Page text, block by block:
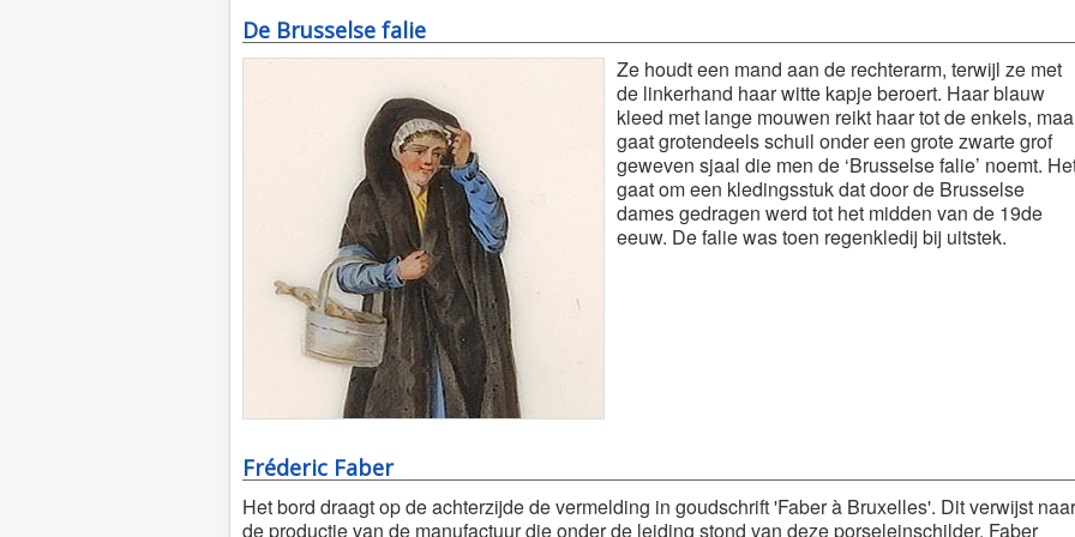
De Brusselse falie
Ze houdt een mand aan de rechterarm, terwijl ze met
de linkerhand haar witte kapje beroert. Haar blauw
kleed met lange mouwen reikt haar tot de enkels,
gaat grotendeels schuil onder een grote zwarte grof
geweven sjaal die men de ‘Brusselse falie’ noemt.
gaat om een kledingsstuk dat door de Brusselse
dames gedragen werd tot het midden van de 19de
eeuw. De falie was toen regenkledij bij uitstek.
Fréderic Faber
Het bord draagt op de achterzijde de vermelding in goudschrift 'Faber à Bruxelles'. Dit verwijst naar
de productie van de manufactuur die onder de leiding stond van deze porseleinschilder. Faber